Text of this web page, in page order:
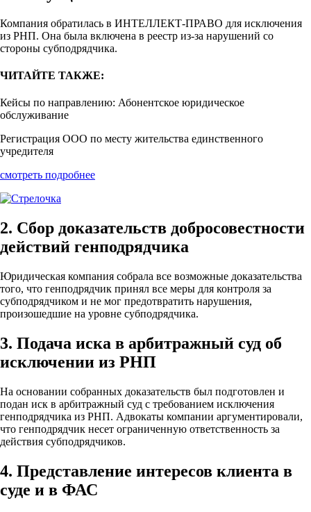
Компания обратилась в ИНТЕЛЛЕКТ-ПРАВО для исключения
из РНП. Она была включена в реестр из-за нарушений со
стороны субподрядчика.
ЧИТАЙТЕ ТАКЖЕ:
Кейсы по направлению: Абонентское юридическое
обслуживание
Регистрация ООО по месту жительства единственного
учредителя
смотреть подробнее
2. Сбор доказательств добросовестности
действий генподрядчика
Юридическая компания собрала все возможные доказательства
того, что генподрядчик принял все меры для контроля за
субподрядчиком и не мог предотвратить нарушения,
произошедшие на уровне субподрядчика.
3. Подача иска в арбитражный суд об
исключении из РНП
На основании собранных доказательств был подготовлен и
подан иск в арбитражный суд с требованием исключения
генподрядчика из РНП. Адвокаты компании аргументировали,
что генподрядчик несет ограниченную ответственность за
действия субподрядчиков.
4. Представление интересов клиента в
суде и в ФАС